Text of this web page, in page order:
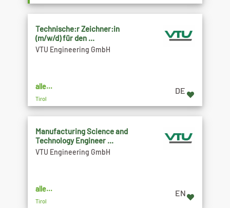
Technische:r Zeichner:in
(m/w/d) für den ...
VTU Engineering GmbH
alle...
Tirol
DE
Manufacturing Science and
Technology Engineer ...
VTU Engineering GmbH
alle...
Tirol
EN